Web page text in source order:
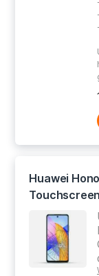
Huawei
Touchscreen